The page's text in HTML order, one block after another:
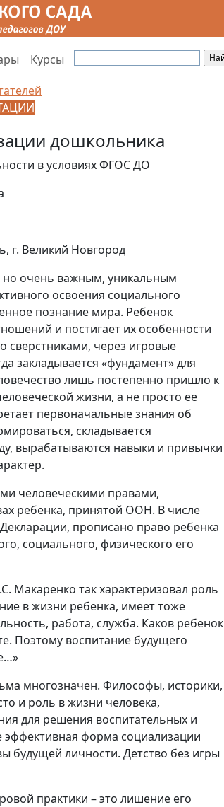
Курсы
дошкольника
в условиях ФГОС ДО
г. Великий Новгород
но очень важным, уникальным
освоения социального
познание мира. Ребенок
и постигает их особенности
сверстниками, через игровые
закладывается «фундамент» для
лишь постепенно пришло к
жизни, а не просто ее
первоначальные знания об
складывается
вырабатываются навыки и привычки
человеческими правами,
ребенка, принятой ООН. В числе
прописано право ребенка
социального, физического его
Макаренко так характеризовал роль
в жизни ребенка, имеет тоже
работа, служба. Каков ребенок
Поэтому воспитание будущего
многозначен. Философы, историки,
и роль в жизни человека,
для решения воспитательных и
эффективная форма социализации
будущей личности. Детство без игры
практики – это лишение его